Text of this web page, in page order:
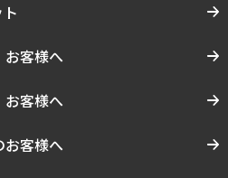
お客様へ
お客様へ
お客様へ